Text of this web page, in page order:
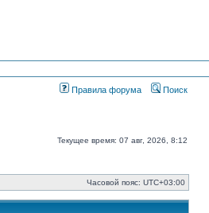
Правила форума Поиск
Текущее время: 07 авг, 2026, 8:12
Часовой пояс: UTC+03:00